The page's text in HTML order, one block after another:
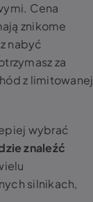
Cena
znikome
nabyć
za
z limitowanej
wybrać
znaleźć
silnikach,